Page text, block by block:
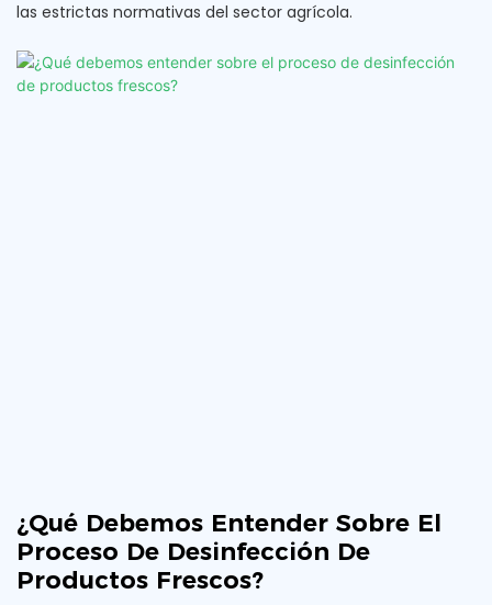
las estrictas normativas del sector agrícola.
¿Qué Debemos Entender Sobre El
Proceso De Desinfección De
Productos Frescos?